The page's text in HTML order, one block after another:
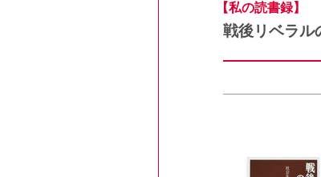
【私の読書録】
戦後リベラ